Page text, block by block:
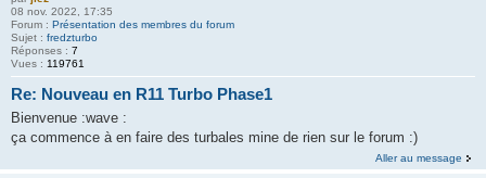
08 nov. 2022, 17:35
Forum : Présentation des membres du forum
Sujet : fredzturbo
Réponses : 7
Vues : 119761
Re: Nouveau en R11 Turbo Phase1
Bienvenue :wave :
ça commence à en faire des turbales mine de rien sur le forum :)
Aller au message